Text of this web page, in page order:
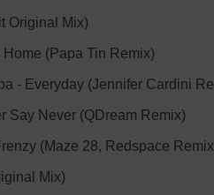
Original Mix)
Home (Papa Tin Remix)
- Everyday (Jennifer Cardini
Say Never (QDream Remix)
(Maze 28, Redspace
Mix)